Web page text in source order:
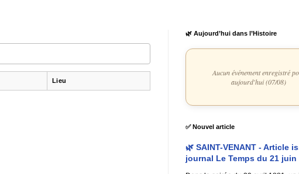
Lieu
🌿 Aujourd’hui dans l’Histoire
Aucun événement enregistré
aujourd'hui (07/08)
✅ Nouvel article
🌿 SAINT-VENANT - Article
journal Le Temps du 21 juin